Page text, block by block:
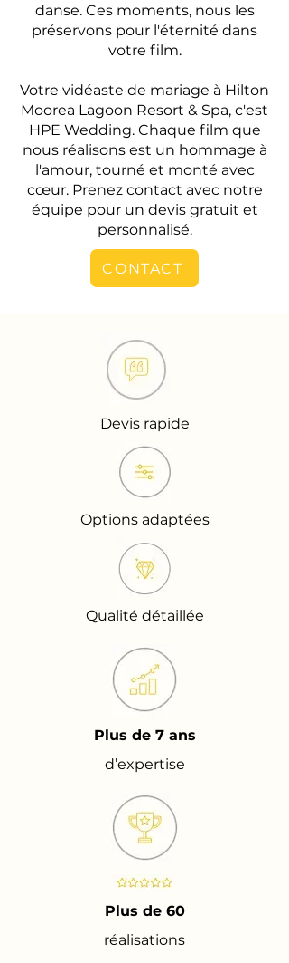
danse. Ces moments, nous les
préservons pour l'éternité dans
votre film.
Votre vidéaste de mariage à Hilton
Moorea Lagoon Resort & Spa, c'est
HPE Wedding. Chaque film que
nous réalisons est un hommage à
l'amour, tourné et monté avec
cœur. Prenez contact avec notre
équipe pour un devis gratuit et
personnalisé.
CONTACT
Devis rapide
Options adaptées
Qualité détaillée
Plus de 7 ans
d’expertise
Plus de 60
réalisations